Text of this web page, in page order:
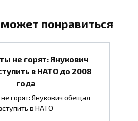
понравиться
не горят: Янукович
в НАТО до 2008
года
горят: Янукович обещал
в НАТО